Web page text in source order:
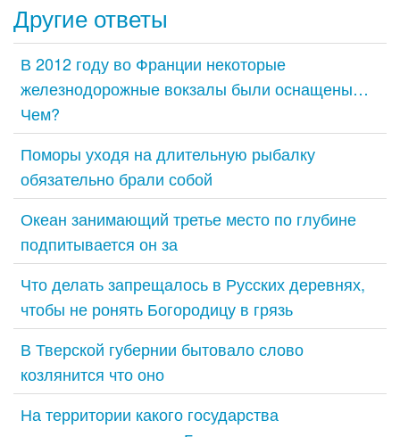
Другие ответы
В 2012 году во Франции некоторые
железнодорожные вокзалы были оснащены…
Чем?
Поморы уходя на длительную рыбалку
обязательно брали собой
Океан занимающий третье место по глубине
подпитывается он за
Что делать запрещалось в Русских деревнях,
чтобы не ронять Богородицу в грязь
В Тверской губернии бытовало слово
козлянится что оно
На территории какого государства